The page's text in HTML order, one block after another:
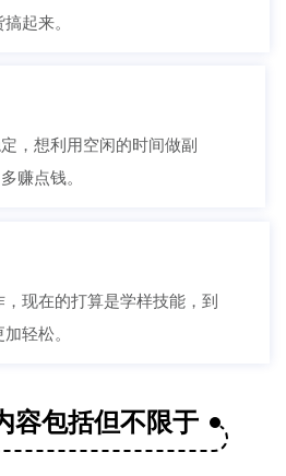
起来。
，想利用空闲的时间做副
赚点钱。
现在的打算是学样技能，到
轻松。
容包括但不限于